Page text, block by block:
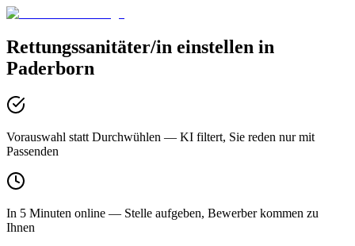
Rettungssanitäter/in einstellen in
Paderborn
Vorauswahl statt Durchwühlen — KI filtert, Sie reden nur mit
Passenden
In 5 Minuten online — Stelle aufgeben, Bewerber kommen zu
Ihnen